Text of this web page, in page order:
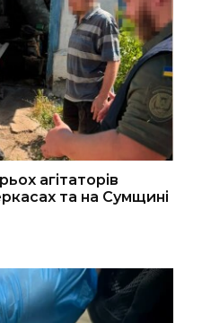
агітаторів
та на Сумщині